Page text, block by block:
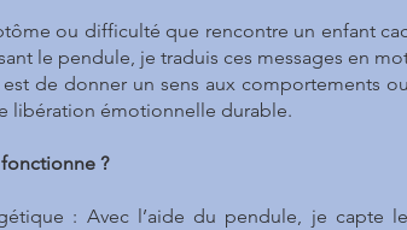
ou difficulté que rencontre un enfant
le pendule, je traduis ces messages en
de donner un sens aux comportements
libération émotionnelle durable.
?
: Avec l’aide du pendule, je capte